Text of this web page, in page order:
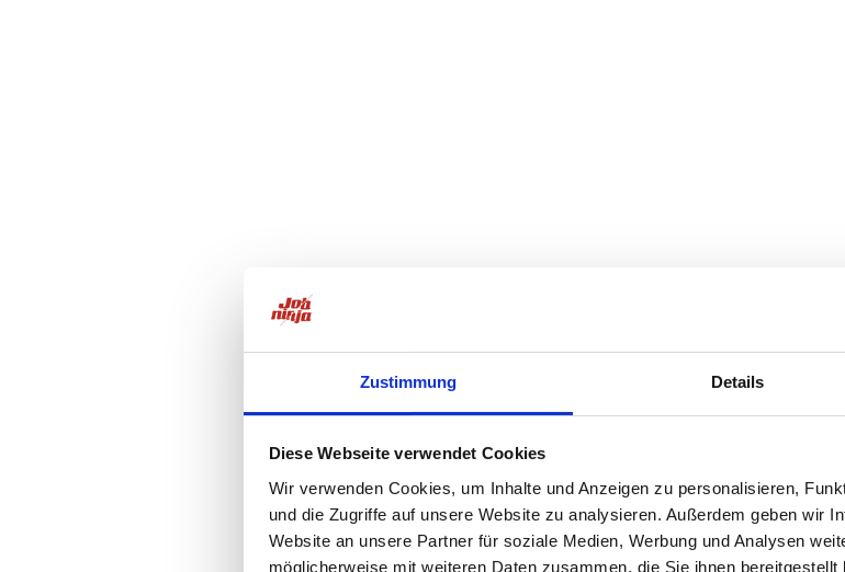
Zustimmung Details
Diese Webseite verwendet Cookies
Wir verwenden Cookies, um Inhalte und Anzeigen zu personalisieren,
und die Zugriffe auf unsere Website zu analysieren. Außerdem geben wir
Website an unsere Partner für soziale Medien, Werbung und Analysen
möglicherweise mit weiteren Daten zusammen, die Sie ihnen
Application error: aclient-side exception has occurred while loading